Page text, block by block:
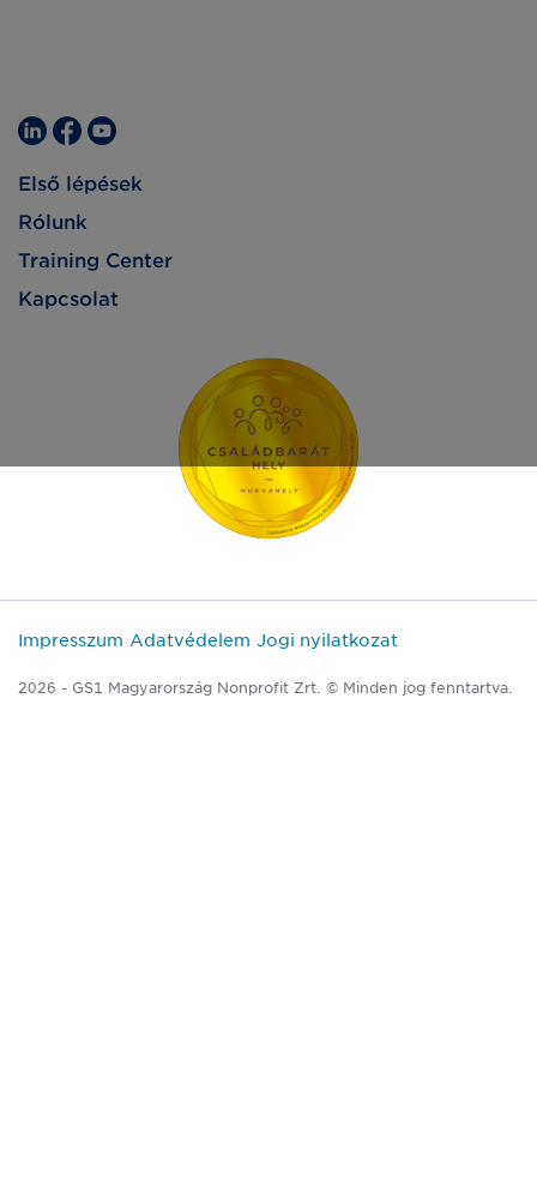
Első lépések
Rólunk
Training Center
Kapcsolat
Impresszum Adatvédelem Jogi nyilatkozat
2026 - GS1 Magyarország Nonprofit Zrt. © Minden jog fenntartva.